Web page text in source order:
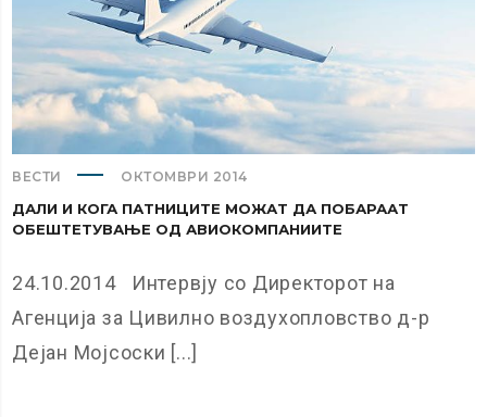
ВЕСТИ ОКТОМВРИ 2014
ДАЛИ И КОГА ПАТНИЦИТЕ МОЖАТ ДА ПОБАРААТ
ОБЕШТЕТУВАЊЕ ОД АВИОКОМПАНИИТЕ
24.10.2014 Интервју со Директорот на
Агенција за Цивилно воздухопловство д-р
Дејан Мојсоски [...]